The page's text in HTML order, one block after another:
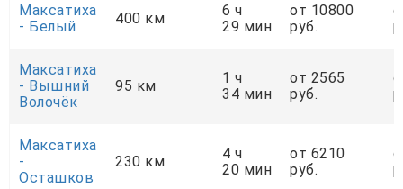
Максатиха
- Белый
400 км
6 ч
29 мин
от 10800
руб.
Максатиха
- Вышний
Волочёк
95 км
1 ч
34 мин
от 2565
руб.
Максатиха
-
Осташков
230 км
4 ч
20 мин
от 6210
руб.